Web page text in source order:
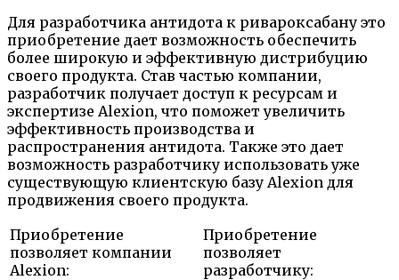
Для разработчика антидота к ривароксабану это
приобретение дает возможность обеспечить
более широкую и эффективную дистрибуцию
своего продукта. Став частью компании,
разработчик получает доступ к ресурсам и
экспертизе Alexion, что поможет увеличить
эффективность производства и
распространения антидота. Также это дает
возможность разработчику использовать уже
существующую клиентскую базу Alexion для
продвижения своего продукта.
Приобретение
позволяет компании
Alexion:
Приобретение
позволяет
разработчику: